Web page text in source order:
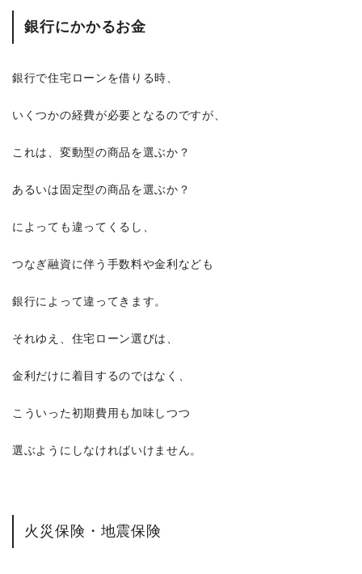
銀行にかかるお金
銀行で住宅ローンを借りる時、
いくつかの経費が必要となるのですが、
これは、変動型の商品を選ぶか？
あるいは固定型の商品を選ぶか？
によっても違ってくるし、
つなぎ融資に伴う手数料や金利なども
銀行によって違ってきます。
それゆえ、住宅ローン選びは、
金利だけに着目するのではなく、
こういった初期費用も加味しつつ
選ぶようにしなければいけません。
火災保険・地震保険